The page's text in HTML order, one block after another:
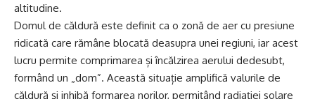
altitudine.
Domul de căldură este definit ca o zonă de aer cu presiune
ridicată care rămâne blocată deasupra unei regiuni, iar acest
lucru permite comprimarea și încălzirea aerului dedesubt,
formând un „dom”. Această situație amplifică valurile de
căldură și inhibă formarea norilor, permițând radiației solare